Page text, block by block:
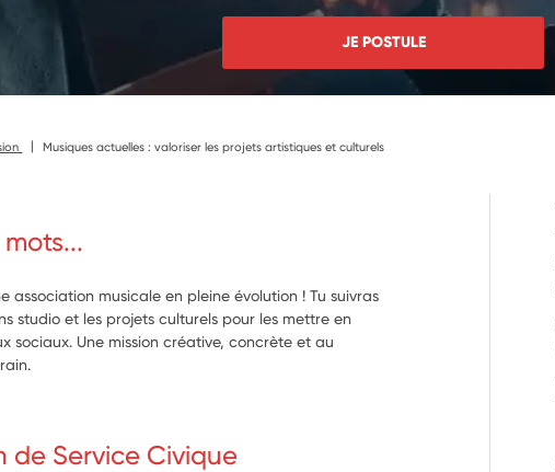
JE POSTULE
Musiques actuelles : valoriser les projets artistiques et culturels
association musicale en pleine évolution ! Tu suivras
studio et les projets culturels pour les mettre en
sociaux. Une mission créative, concrète et au
de Service Civique